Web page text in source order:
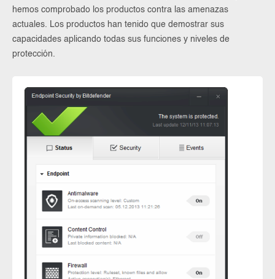
hemos comprobado los productos contra las amenazas
actuales. Los productos han tenido que demostrar sus
capacidades aplicando todas sus funciones y niveles de
protección.